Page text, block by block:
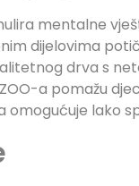
mentalne
dijelovima
drva s
a pomažu
omogućuje lako